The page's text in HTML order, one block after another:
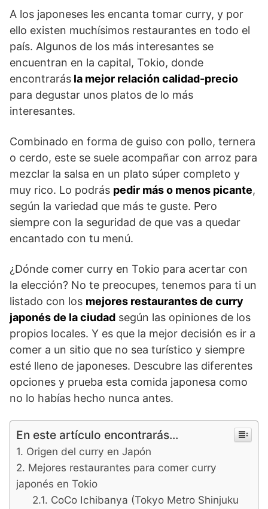
A los japoneses les encanta tomar curry, y por
ello existen muchísimos restaurantes en todo el
país. Algunos de los más interesantes se
encuentran en la capital, Tokio, donde
encontrarás la mejor relación calidad-precio
para degustar unos platos de lo más
interesantes.
Combinado en forma de guiso con pollo, ternera
o cerdo, este se suele acompañar con arroz para
mezclar la salsa en un plato súper completo y
muy rico. Lo podrás pedir más o menos picante,
según la variedad que más te guste. Pero
siempre con la seguridad de que vas a quedar
encantado con tu menú.
¿Dónde comer curry en Tokio para acertar con
la elección? No te preocupes, tenemos para ti un
listado con los mejores restaurantes de curry
japonés de la ciudad según las opiniones de los
propios locales. Y es que la mejor decisión es ir a
comer a un sitio que no sea turístico y siempre
esté lleno de japoneses. Descubre las diferentes
opciones y prueba esta comida japonesa como
no lo habías hecho nunca antes.
En este artículo encontrarás...
Origen del curry en Japón
Mejores restaurantes para comer curry
japonés en Tokio
CoCo Ichibanya (Tokyo Metro Shinjuku